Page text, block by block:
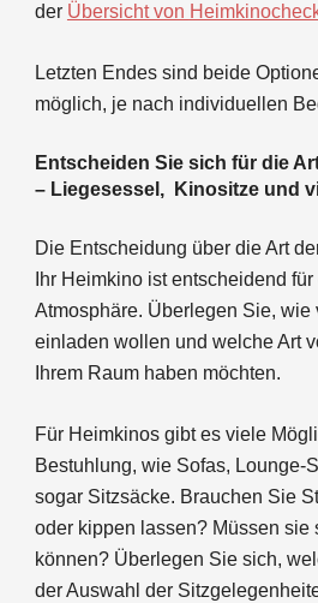
der Übersicht von
Letzten Endes sind beide
möglich, je nach individuellen
Entscheiden Sie sich für die
–Liegesessel, Kinositze und
Die Entscheidung über die Art
Ihr Heimkino ist entscheidend
Atmosphäre. Überlegen Sie,
einladen wollen und welche Art
Ihrem Raum haben möchten.
Für Heimkinos gibt es viele
Bestuhlung, wie Sofas, Lounge-
sogar Sitzsäcke. Brauchen Sie
oder kippen lassen? Müssen sie
können? Überlegen Sie sich,
der Auswahl der